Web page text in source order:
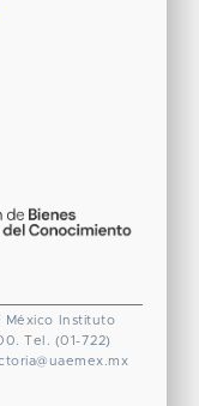
México
Instituto
Tel. (01-722)